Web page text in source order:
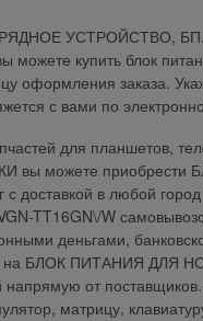
УСТРОЙСТВО, БП.
купить блок
оформления заказа.
с вами по
для планшетов,
вы можете
доставкой в любой
TT16GN\/W
деньгами,
на БЛОК ПИТАНИЯ ДЛЯ
от
матрицу,